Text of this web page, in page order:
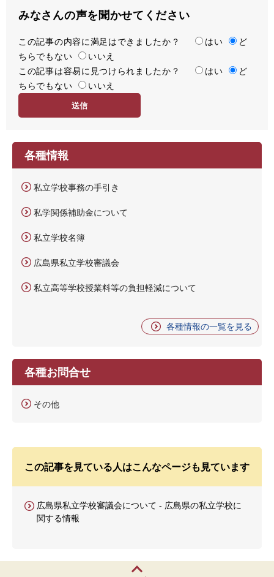
みなさんの声を聞かせてください
満
足
度
この記事の内容に満足はできましたか？ はい
ど
ちらでもない
いいえ
容
易
この記事は容易に見つけられましたか？ はい
ど
ちらでもない
いいえ
各種情報
私立学校事務の手引き
私学関係補助金について
私立学校名簿
広島県私立学校審議会
私立高等学校授業料等の負担軽減について
各種情報の一覧を見る
各種お問合せ
その他
この記事を見ている人はこんなページも見ています
広島県私立学校審議会について - 広島県の私立学校に
関する情報